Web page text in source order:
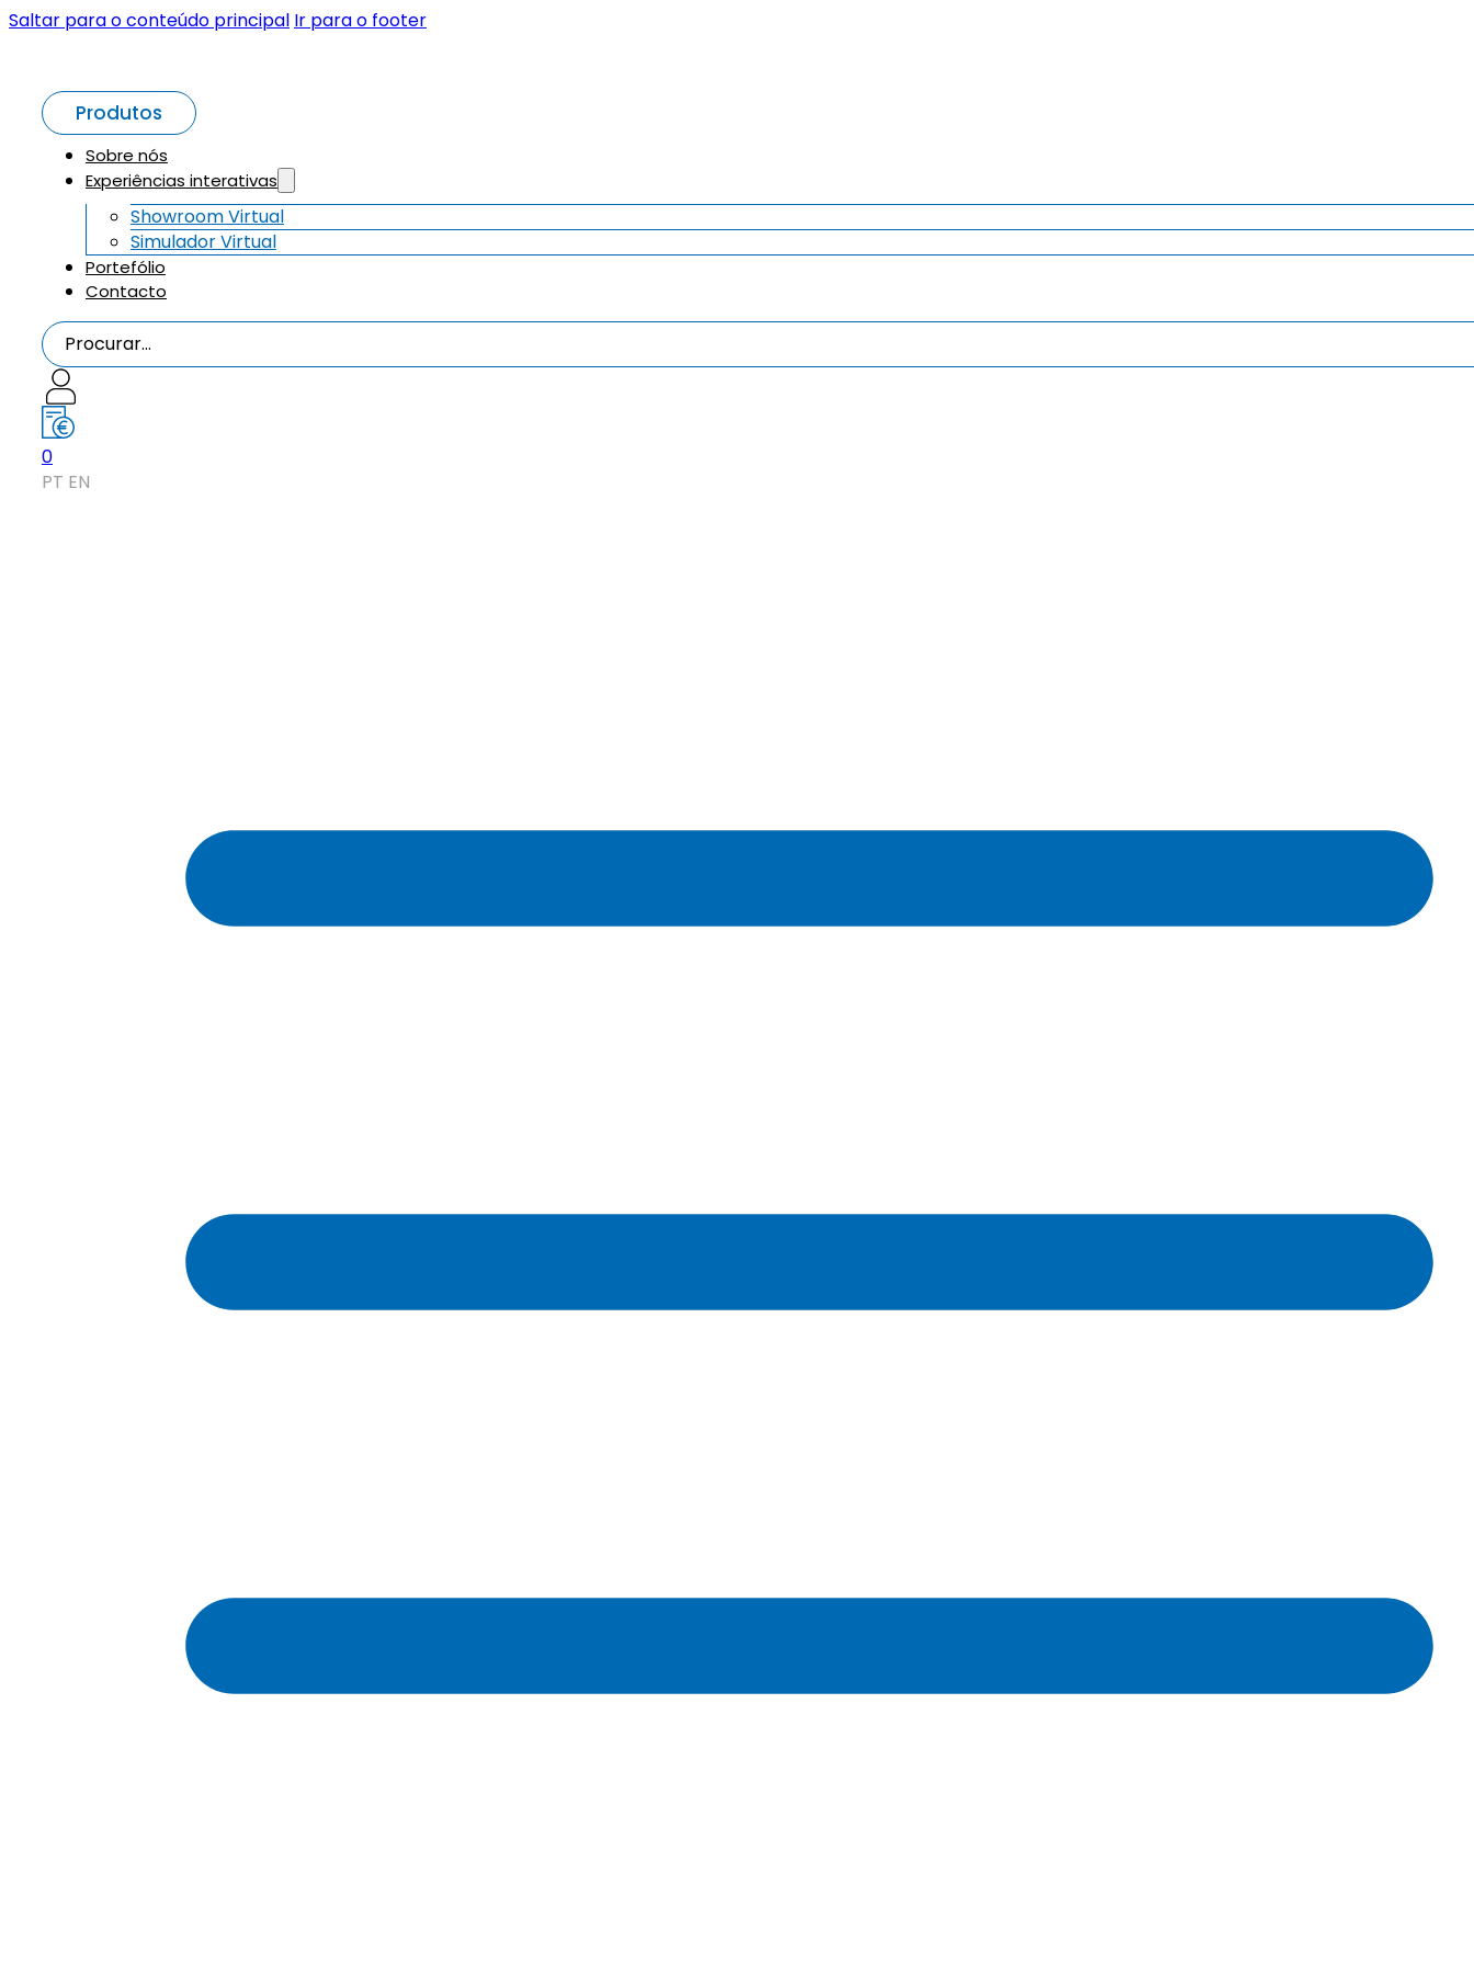
Saltar para o conteúdo principal Ir para o footer
Produtos
Sobre nós
Experiências interativas
Showroom Virtual
Simulador Virtual
Portefólio
Contacto
Procurar...
0
PT EN